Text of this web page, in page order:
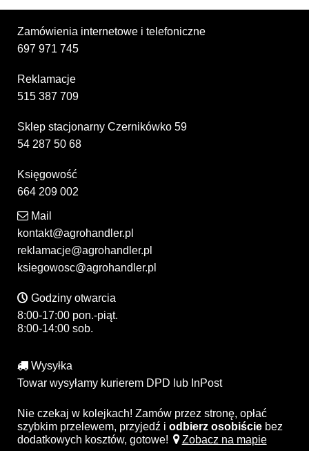
Zamówienia internetowe i telefoniczne
697 971 745
Reklamacje
515 387 709
Sklep stacjonarny Czernikówko 59
54 287 50 68
Księgowość
664 209 002
Mail
kontakt@agrohandler.pl
reklamacje@agrohandler.pl
ksiegowosc@agrohandler.pl
Godziny otwarcia
8:00-17:00 pon.-piąt.
8:00-14:00 sob.
Wysyłka
Towar wysyłamy kurierem DPD lub InPost
Nie czekaj w kolejkach! Zamów przez stronę, opłać
szybkim przelewem, przyjedź i odbierz osobiście bez
dodatkowych kosztów, gotowe!
Zobacz na mapie